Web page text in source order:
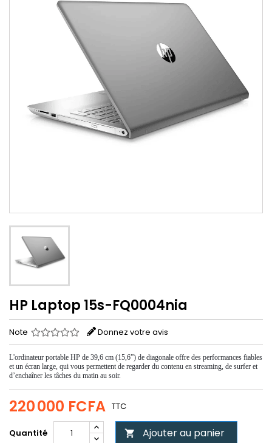
HP Laptop 15s-FQ0004nia
Note Donnez votre avis
L'ordinateur portable HP de 39,6 cm (15,6”) de diagonale offre des performances fiables
et un écran large, qui vous permettent de regarder du contenu en streaming, de surfer et
d’enchaîner les tâches du matin au soir.
220 000 FCFA TTC
Quantité  Ajouter au panier